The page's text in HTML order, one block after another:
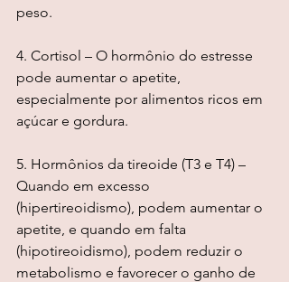
peso.
4. Cortisol – O hormônio do estresse
pode aumentar o apetite,
especialmente por alimentos ricos em
açúcar e gordura.
5. Hormônios da tireoide (T3 e T4) –
Quando em excesso
(hipertireoidismo), podem aumentar o
apetite, e quando em falta
(hipotireoidismo), podem reduzir o
metabolismo e favorecer o ganho de